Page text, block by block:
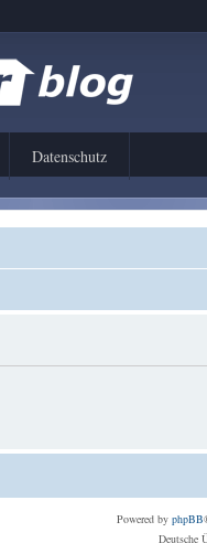
Datenschutz
Powered by phpBB
Deutsche